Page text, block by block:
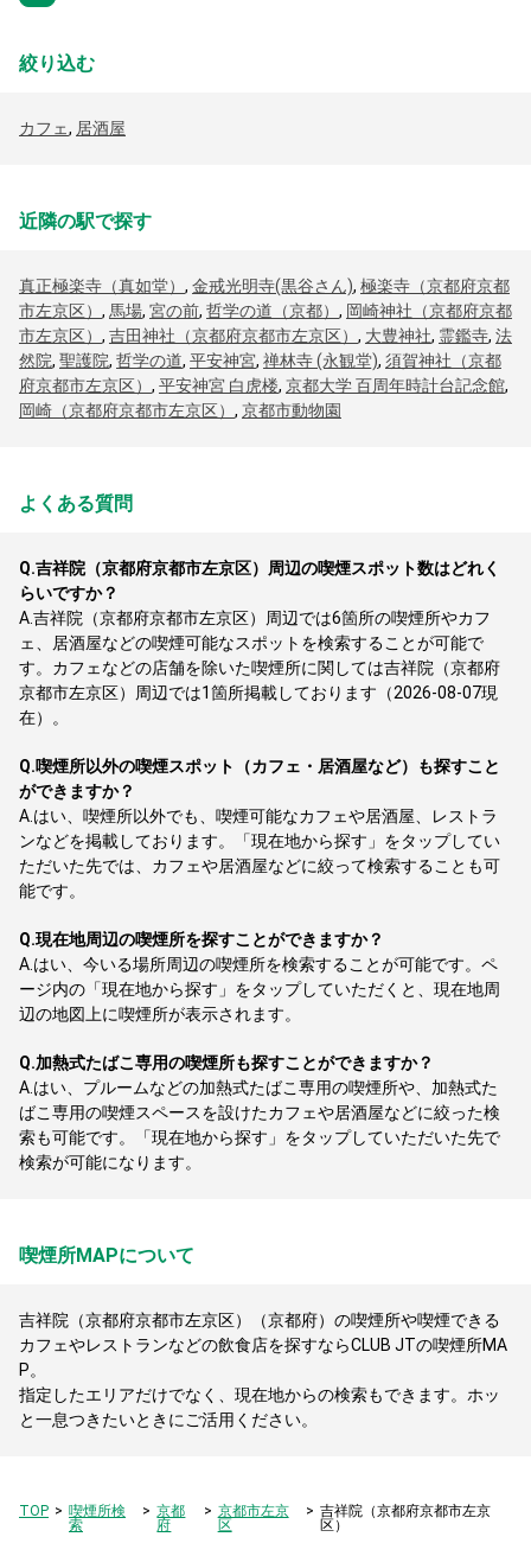
絞り込む
カフェ, 居酒屋
近隣の駅で探す
真正極楽寺（真如堂） , 金戒光明寺(黒谷さん), 極楽寺（京都府京都
市左京区） , 馬場, 宮の前, 哲学の道（京都） , 岡崎神社（京都府京都
市左京区） , 吉田神社（京都府京都市左京区） , 大豊神社, 霊鑑寺, 法
然院, 聖護院, 哲学の道, 平安神宮, 禅林寺 (永観堂), 須賀神社（京都
府京都市左京区） , 平安神宮 白虎楼, 京都大学 百周年時計台記念館,
岡崎（京都府京都市左京区） , 京都市動物園
よくある質問
Q.吉祥院（京都府京都市左京区）周辺の喫煙スポット数はどれく
らいですか？
A.吉祥院（京都府京都市左京区）周辺では6箇所の喫煙所やカフ
ェ、居酒屋などの喫煙可能なスポットを検索することが可能で
す。カフェなどの店舗を除いた喫煙所に関しては吉祥院（京都府
京都市左京区）周辺では1箇所掲載しております（2026-08-07現
在）。
Q.喫煙所以外の喫煙スポット（カフェ・居酒屋など）も探すこと
ができますか？
A. はい、喫煙所以外でも、喫煙可能なカフェや居酒屋、レストラ
ンなどを掲載しております。「現在地から探す」をタップしてい
ただいた先では、カフェや居酒屋などに絞って検索することも可
能です。
Q.現在地周辺の喫煙所を探すことができますか？
A. はい、今いる場所周辺の喫煙所を検索することが可能です。ペ
ージ内の「現在地から探す」をタップしていただくと、現在地周
辺の地図上に喫煙所が表示されます。
Q.加熱式たばこ専用の喫煙所も探すことができますか？
A. はい、プルームなどの加熱式たばこ専用の喫煙所や、加熱式た
ばこ専用の喫煙スペースを設けたカフェや居酒屋などに絞った検
索も可能です。「現在地から探す」をタップしていただいた先で
検索が可能になります。
喫煙所MAPについて
吉祥院（京都府京都市左京区）（京都府）の喫煙所や喫煙できる
カフェやレストランなどの飲食店を探すならCLUB JTの喫煙所MA
P。
指定したエリアだけでなく、現在地からの検索もできます。ホッ
と一息つきたいときにご活用ください。
TOP
喫煙所検
索
京都
府
京都市左京
区
吉祥院（京都府京都市左京
区）